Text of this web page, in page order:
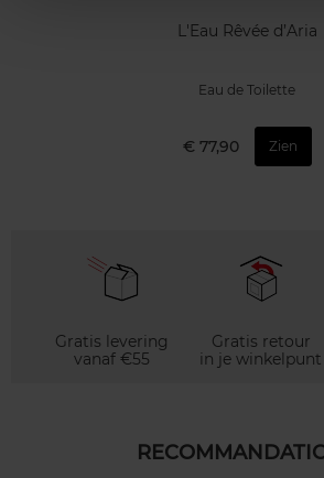
L'Eau Rêvée d’Aria
Eau de Toilette
€ 77,90 Zien
Gratis levering
vanaf €55
Gratis retour
in je winkelpunt